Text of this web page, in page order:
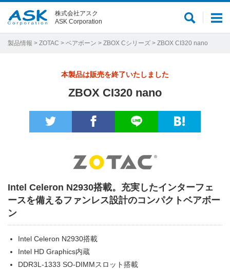
メ
サ
ト
株式会社アスク
ASK Corporation
製品情報 > ZOTAC > ベアボーン > ZBOX Cシリーズ > ZBOX CI320 nano
本製品は販売を終了いたしました
ZBOX CI320 nano
Intel Celeron N2930搭載。充実したインターフェ
ースを備えるファンレス設計のコンパクトベアボー
ン
Intel Celeron N2930搭載
Intel HD Graphics内蔵
DDR3L-1333 SO-DIMMスロット搭載